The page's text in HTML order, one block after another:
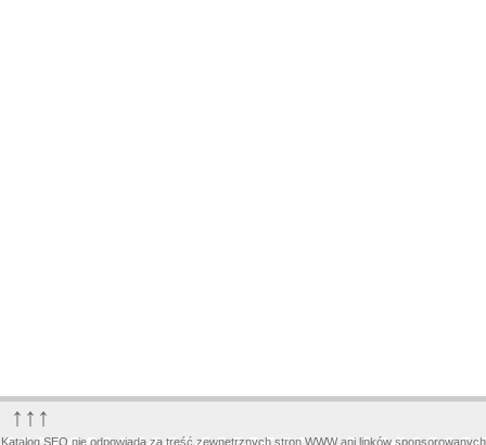
↑↑↑
Katalog SEO nie odpowiada za treść zewnętrznych stron WWW ani linków sponsorowanych